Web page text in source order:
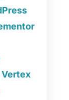
Vertex